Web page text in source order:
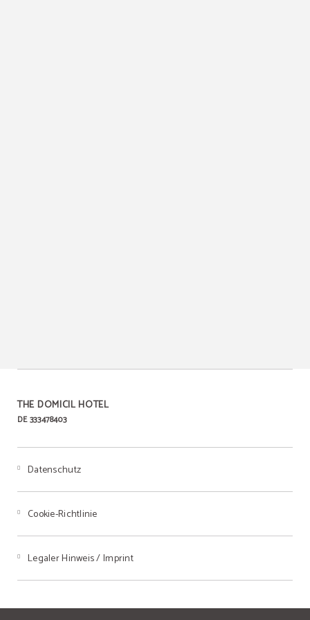
THE DOMICIL HOTEL
DE 333478403
Datenschutz
Cookie-Richtlinie
Legaler Hinweis / Imprint